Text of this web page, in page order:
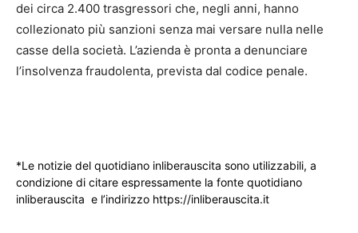
dei circa 2.400 trasgressori che, negli anni, hanno
collezionato più sanzioni senza mai versare nulla nelle
casse della società. L’azienda è pronta a denunciare
l’insolvenza fraudolenta, prevista dal codice penale.
*Le notizie del quotidiano inliberauscita sono utilizzabili, a
condizione di citare espressamente la fonte quotidiano
inliberauscita e l’indirizzo https://inliberauscita.it